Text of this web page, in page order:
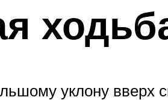
уклону вверх